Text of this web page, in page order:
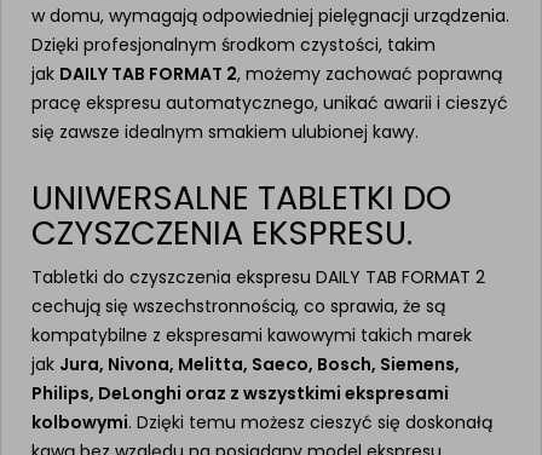
w domu, wymagają odpowiedniej pielęgnacji urządzenia.
Dzięki profesjonalnym środkom czystości, takim
jak DAILY TAB FORMAT 2, możemy zachować poprawną
pracę ekspresu automatycznego, unikać awarii i cieszyć
się zawsze idealnym smakiem ulubionej kawy.
UNIWERSALNE TABLETKI DO
CZYSZCZENIA EKSPRESU.
Tabletki do czyszczenia ekspresu DAILY TAB FORMAT 2
cechują się wszechstronnością, co sprawia, że są
kompatybilne z ekspresami kawowymi takich marek
jak Jura, Nivona, Melitta, Saeco, Bosch, Siemens,
Philips, DeLonghi oraz z wszystkimi ekspresami
kolbowymi. Dzięki temu możesz cieszyć się doskonałą